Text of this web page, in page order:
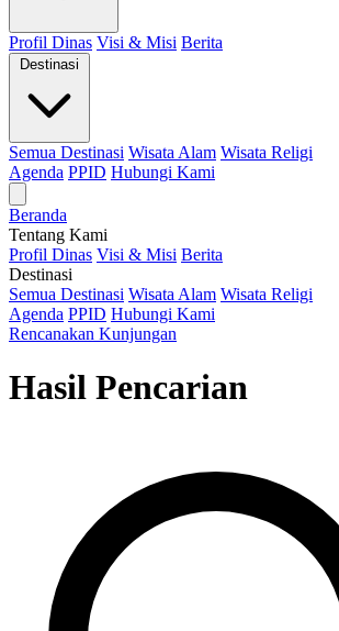
Profil Dinas Visi & Misi Berita
Destinasi
Semua Destinasi Wisata Alam Wisata Religi
Agenda PPID Hubungi Kami
Beranda
Tentang Kami
Profil Dinas Visi & Misi Berita
Destinasi
Semua Destinasi Wisata Alam Wisata Religi
Agenda PPID Hubungi Kami
Rencanakan Kunjungan
Hasil Pencarian